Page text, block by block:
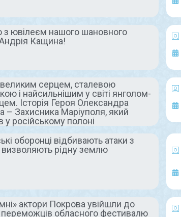
з ювілеєм нашого шановного
Кащина!
великим серцем, сталевою
і найсильнішим у світі янголом-
Історія Героя Олександра
– Захисника Маріуполя, який
у російському полоні
оборонці відбивають атаки з
визволяють рідну землю
актори Покрова увійшли до
обласного фестивалю
комбінату привітав
міста з
професійним
святом
2-го жовтня в Україні
відзначають День
працівників професійно-
дружня команда
професіоналів